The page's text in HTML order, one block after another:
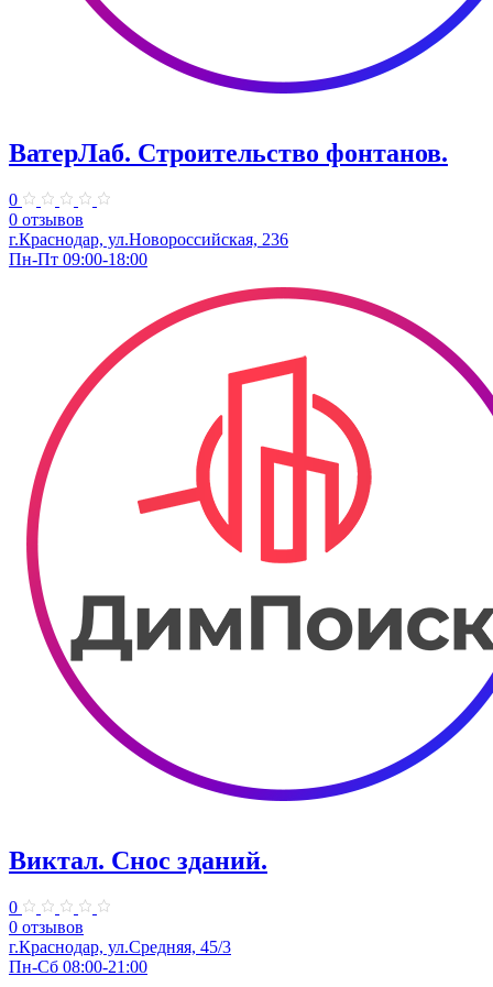
ВатерЛаб. Строительство фонтанов.
0
0 отзывов
г.Краснодар, ул.Новороссийская, 236
Пн-Пт 09:00-18:00
Виктал. Снос зданий.
0
0 отзывов
г.Краснодар, ул.Средняя, 45/3
Пн-Сб 08:00-21:00